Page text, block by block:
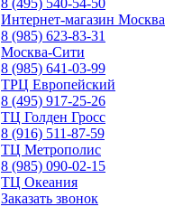
8 (495) 540-54-50
Интернет-магазин Москва
8 (985) 623-83-31
Москва-Сити
8 (985) 641-03-99
ТРЦ Европейский
8 (495) 917-25-26
ТЦ Голден Гросс
8 (916) 511-87-59
ТЦ Метрополис
8 (985) 090-02-15
ТЦ Океания
Заказать звонок